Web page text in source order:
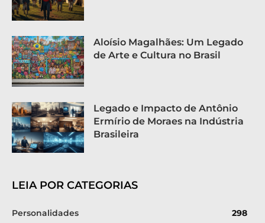
Aloísio Magalhães: Um Legado
de Arte e Cultura no Brasil
Legado e Impacto de Antônio
Ermírio de Moraes na Indústria
Brasileira
LEIA POR CATEGORIAS
Personalidades
298